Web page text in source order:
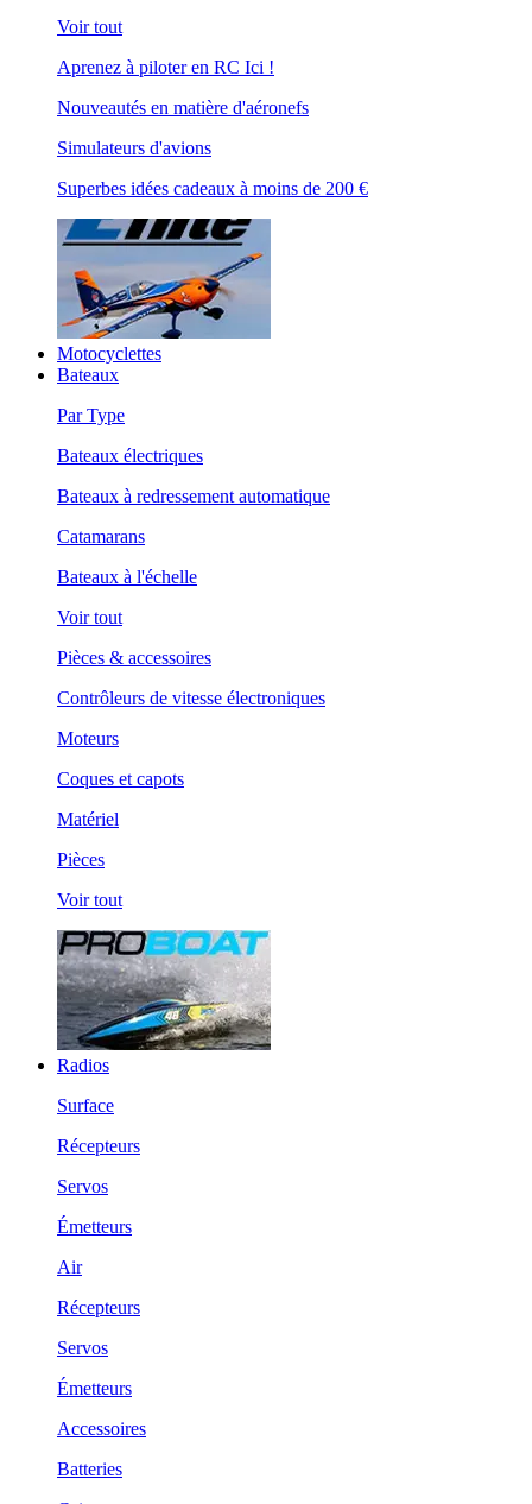
Voir tout
Aprenez à piloter en RC Ici !
Nouveautés en matière d'aéronefs
Simulateurs d'avions
Superbes idées cadeaux à moins de 200 €
Motocyclettes
Bateaux
Par Type
Bateaux électriques
Bateaux à redressement automatique
Catamarans
Bateaux à l'échelle
Voir tout
Pièces & accessoires
Contrôleurs de vitesse électroniques
Moteurs
Coques et capots
Matériel
Pièces
Voir tout
Radios
Surface
Récepteurs
Servos
Émetteurs
Air
Récepteurs
Servos
Émetteurs
Accessoires
Batteries